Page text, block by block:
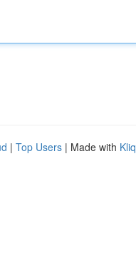
| Top Users | Made with